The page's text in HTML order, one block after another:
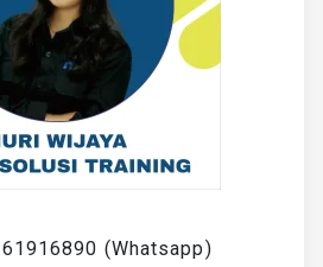
(Whatsapp)